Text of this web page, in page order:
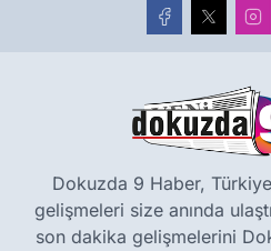
Dokuzda 9 Haber,
gelişmeleri size anında
son dakika gelişmelerini